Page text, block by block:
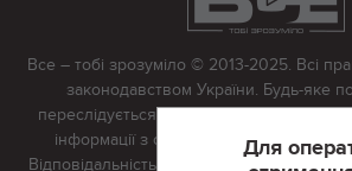
Для
Все – тобі зрозуміло © 2013-2025. Всі
законодавством України. Будь-яке
переслідується в судовому порядку.
інформації з сайту тільки з письмово
Відповідальність за достовірність усіх